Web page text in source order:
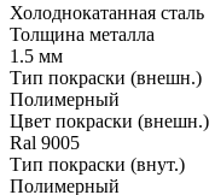
Холоднокатанная сталь
Толщина металла
1.5 мм
Тип покраски (внешн.)
Полимерный
Цвет покраски (внешн.)
Ral 9005
Тип покраски (внут.)
Полимерный